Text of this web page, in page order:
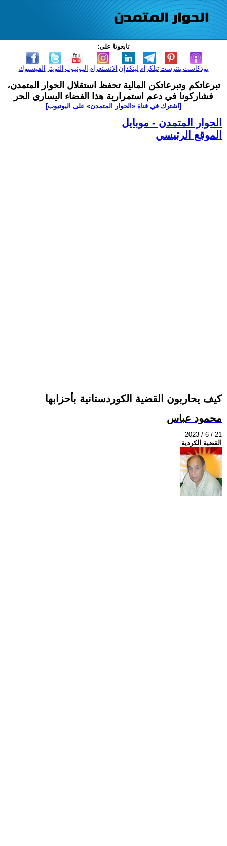
تابعونا على:
الفيسبوك التويتر اليوتيوب الانستغرام لينكدإن تيلكرامبنترست بودكاست
تبرعاتكم وتبرعاتكن المالية تحفظ استقلال الحوار المتمدن،
فشاركونا في دعم استمرارية هذا الفضاء اليساري الحر
[اشترك في قناة ‫«الحوار المتمدن» على اليوتيوب]
الحوار المتمدن - موبايل
الموقع الرئيسي
كيف يحاربون القضية الكوردستانية بأحزابها
محمود عباس
2023 / 6 / 21
القضية الكردية